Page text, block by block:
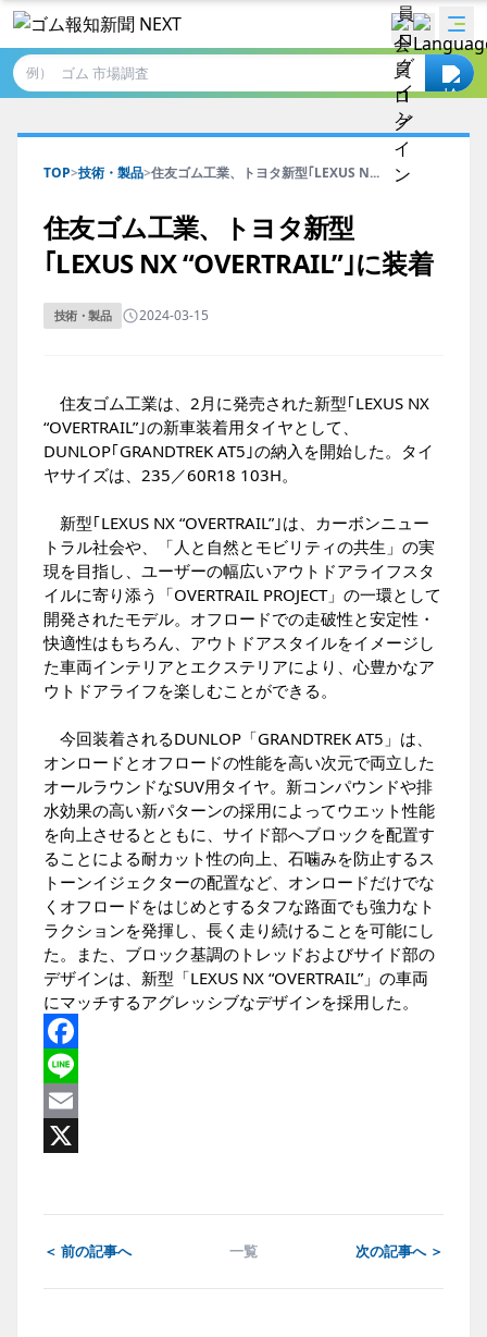
例）
TOP>技術・製品>住友ゴム工業、トヨタ新型｢LEXUS N...
住友ゴム工業、トヨタ新型
｢LEXUS NX “OVERTRAIL”｣に装着
技術・製品 2024-03-15
住友ゴム工業は、2月に発売された新型｢LEXUS NX
“OVERTRAIL”｣の新車装着用タイヤとして、
DUNLOP｢GRANDTREK AT5｣の納入を開始した。タイ
ヤサイズは、235／60R18 103H。
新型｢LEXUS NX “OVERTRAIL”｣は、カーボンニュー
トラル社会や、「人と自然とモビリティの共生」の実
現を目指し、ユーザーの幅広いアウトドアライフスタ
イルに寄り添う「OVERTRAIL PROJECT」の一環として
開発されたモデル。オフロードでの走破性と安定性・
快適性はもちろん、アウトドアスタイルをイメージし
た車両インテリアとエクステリアにより、心豊かなア
ウトドアライフを楽しむことができる。
今回装着されるDUNLOP「GRANDTREK AT5」は、
オンロードとオフロードの性能を高い次元で両立した
オールラウンドなSUV用タイヤ。新コンパウンドや排
水効果の高い新パターンの採用によってウエット性能
を向上させるとともに、サイド部へブロックを配置す
ることによる耐カット性の向上、石噛みを防止するス
トーンイジェクターの配置など、オンロードだけでな
くオフロードをはじめとするタフな路面でも強力なト
ラクションを発揮し、長く走り続けることを可能にし
た。また、ブロック基調のトレッドおよびサイド部の
デザインは、新型「LEXUS NX “OVERTRAIL”」の車両
にマッチするアグレッシブなデザインを採用した。
Facebook
Line
Email
＜ 前の記事へ 一覧 次の記事へ ＞